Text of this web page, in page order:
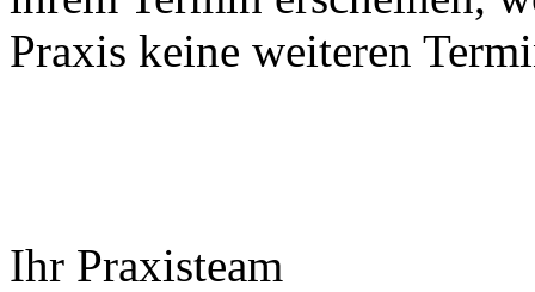
Praxis keine weiteren
Ihr Praxisteam